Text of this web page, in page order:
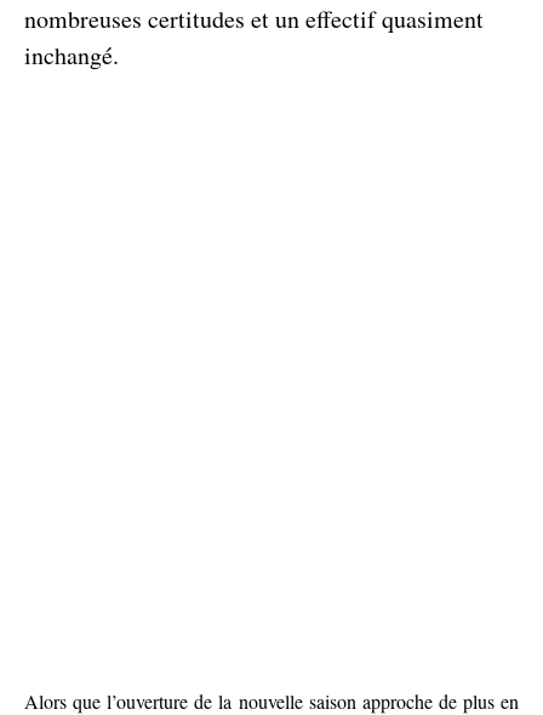
nombreuses certitudes et un effectif quasiment
inchangé.
Alors que l’ouverture de la nouvelle saison approche de plus en